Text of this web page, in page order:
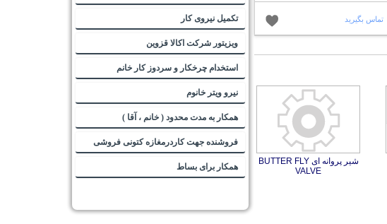
تماس بگیرید
شیر پروانه ای BUTTER FLY
VALVE
تکمیل نیروی کار
ویزیتور شرکت اکالا قزوین
استخدام چرخکار و سردوز کار خانم
نیرو ویتر خانوم
همکار به مدت محدود ( خانم ، آقا )
فروشنده جهت کاردرمغازه کتونی فروشی
همکار برای بساط